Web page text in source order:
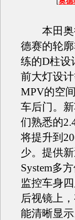
本田奥
德赛的轮
练的D柱设
前大灯设
MPV的空
车后门。
们熟悉的
将提升到
少。提供
System多
监控车身
后视镜上
能清晰显